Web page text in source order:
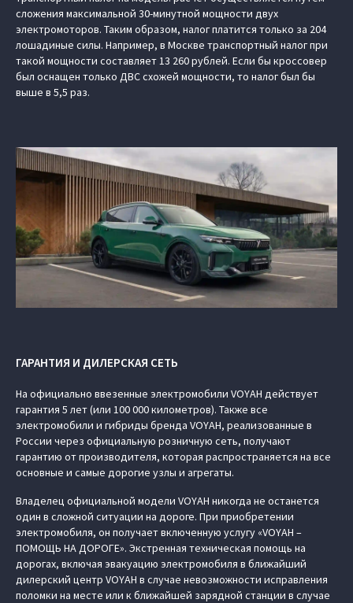
сложения максимальной 30-минутной мощности двух
электромоторов. Таким образом, налог платится только за 204
лошадиные силы. Например, в Москве транспортный налог при
такой мощности составляет 13 260 рублей. Если бы кроссовер
был оснащен только ДВС схожей мощности, то налог был бы
выше в 5,5 раз.
ГАРАНТИЯ И ДИЛЕРСКАЯ СЕТЬ
На официально ввезенные электромобили VOYAH действует
гарантия 5 лет (или 100 000 километров). Также все
электромобили и гибриды бренда VOYAH, реализованные в
России через официальную розничную сеть, получают
гарантию от производителя, которая распространяется на все
основные и самые дорогие узлы и агрегаты.
Владелец официальной модели VOYAH никогда не останется
один в сложной ситуации на дороге. При приобретении
электромобиля, он получает включенную услугу «VOYAH –
ПОМОЩЬ НА ДОРОГЕ». Экстренная техническая помощь на
дорогах, включая эвакуацию электромобиля в ближайший
дилерский центр VOYAH в случае невозможности исправления
поломки на месте или к ближайшей зарядной станции в случае